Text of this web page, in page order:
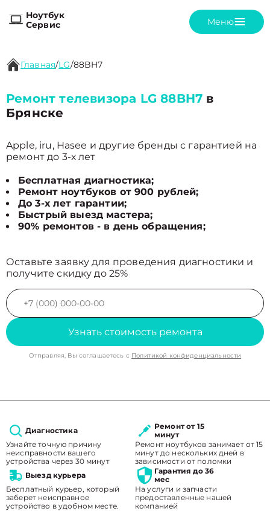
Ноутбук
Сервис
Меню
Главная/LG/88BH7
Ремонт телевизора LG 88BH7 в
Брянске
Apple, iru, Hasee и другие бренды с гарантией на
ремонт до 3-х лет
Бесплатная диагностика;
Ремонт ноутбуков от 900 рублей;
До 3-х лет гарантии;
Быстрый выезд мастера;
90% ремонтов - в день обращения;
Оставьте заявку для проведения диагностики и
получите скидку до 25%
Узнать стоимость ремонта
Отправляя, Вы соглашаетесь с Политикой конфиденциальности
Диагностика
Узнайте точную причину
неисправности вашего
устройства через 30 минут
Ремонт от 15
минут
Ремонт ноутбуков занимает от 15
минут до нескольких дней в
зависимости от поломки
Выезд курьера
Бесплатный курьер, который
заберет неисправное
устройство в удобном месте.
Гарантия до 36
мес
На услуги и запчасти
предоставленные нашей
компанией